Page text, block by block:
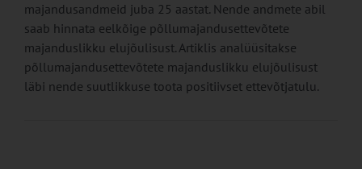
majandusandmeid juba 25 aastat. Nende andmete abil
saab hinnata eelkõige põllumajandusettevõtete
majanduslikku elujõulisust. Artiklis analüüsitakse
põllumajandusettevõtete majanduslikku elujõulisust
läbi nende suutlikkuse toota positiivset ettevõtjatulu.